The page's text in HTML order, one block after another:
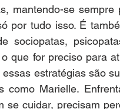
mantendo-se
por tudo isso. É
sociopatas,
que for preciso para
estratégias são
como Marielle.
cuidar, precisam